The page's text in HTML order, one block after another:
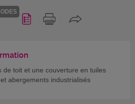
de toit et une couverture en tuiles
abergements industrialisés